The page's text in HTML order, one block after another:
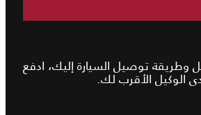
وطريقة توصيل السيارة إليك، ادفع
الوكيل الأقرب لك.